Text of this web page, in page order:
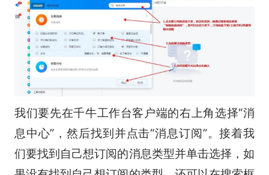
我们要先在千牛工作台客户端的右上角选择“消
息中心”，然后找到并点击“消息订阅”。接着我
们要找到自己想订阅的消息类型并单击选择，如